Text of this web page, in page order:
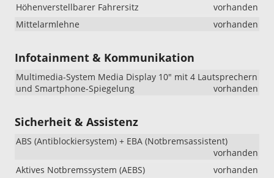
Höhenverstellbarer Fahrersitz
vorhanden
Mittelarmlehne
vorhanden
Infotainment & Kommunikation
Multimedia-System Media Display 10" mit 4 Lautsprechern
und Smartphone-Spiegelung
vorhanden
Sicherheit & Assistenz
ABS (Antiblockiersystem) + EBA (Notbremsassistent)
vorhanden
Aktives Notbremssystem (AEBS)
vorhanden